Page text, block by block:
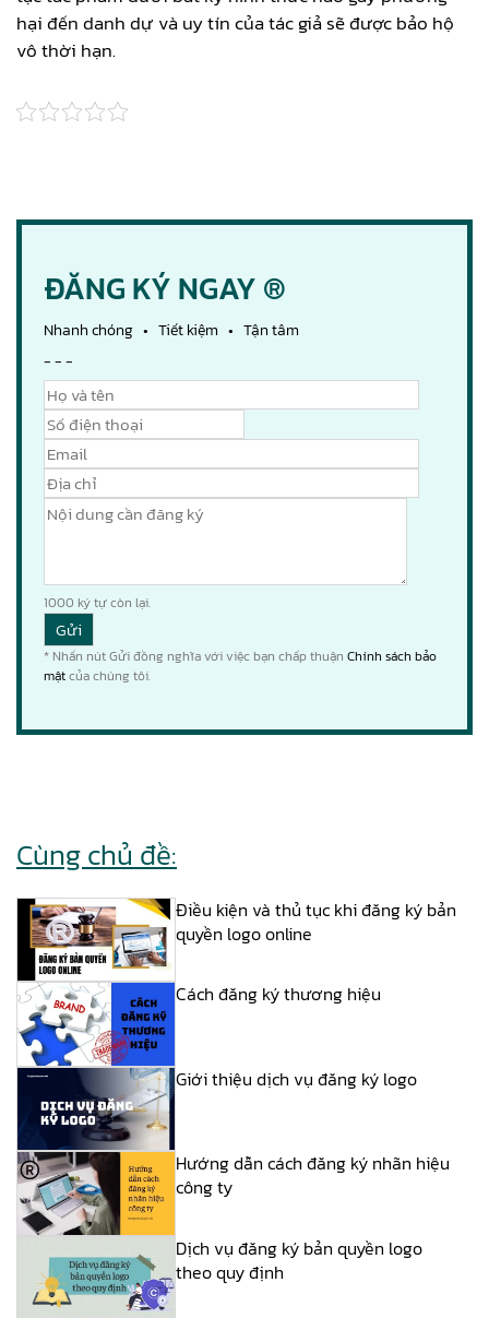
hại đến danh dự và uy tín của tác giả sẽ được bảo hộ
vô thời hạn.
ĐĂNG KÝ NGAY ®
Nhanh chóng • Tiết kiệm • Tận tâm
- - -
1000 ký tự còn lại.
* Nhấn nút Gửi đồng nghĩa với việc bạn chấp thuận Chính sách bảo
mậtcủa chúng tôi.
Cùng chủ đề:
Điều kiện và thủ tục khi đăng ký bản
quyền logo online
Cách đăng ký thương hiệu
Giới thiệu dịch vụ đăng ký logo
Hướng dẫn cách đăng ký nhãn hiệu
công ty
Dịch vụ đăng ký bản quyền logo
theo quy định